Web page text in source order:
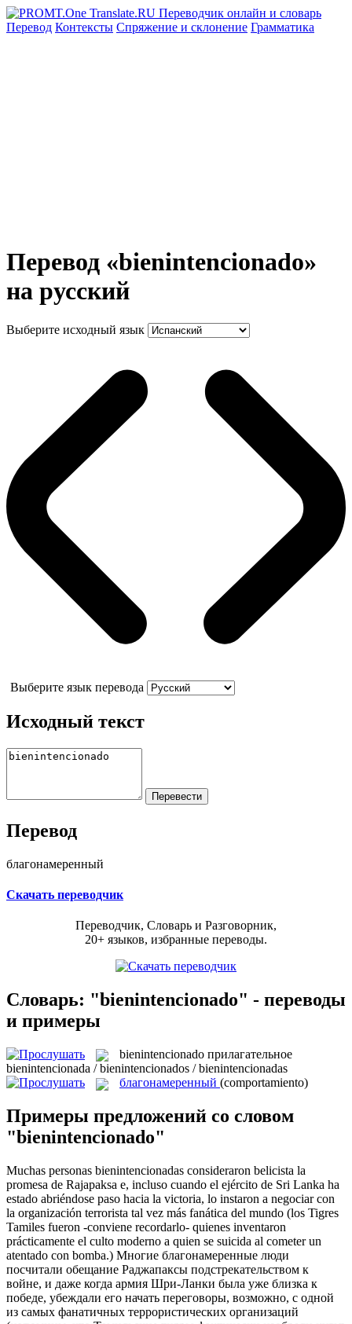
Перевод Контексты Спряжение и склонение Грамматика
Перевод «bienintencionado»
на русский
Выберите исходный язык
Выберите язык перевода
Исходный текст
Перевод
благонамеренный
Скачать переводчик
Переводчик, Словарь и Разговорник,
20+ языков, избранные переводы.
Словарь: "bienintencionado" - переводы
и примеры
bienintencionado прилагательное
bienintencionada / bienintencionados / bienintencionadas
благонамеренный (comportamiento)
Примеры предложений со словом
"bienintencionado"
Muchas personas bienintencionadas consideraron belicista la
promesa de Rajapaksa e, incluso cuando el ejército de Sri Lanka ha
estado abriéndose paso hacia la victoria, lo instaron a negociar con
la organización terrorista tal vez más fanática del mundo (los Tigres
Tamiles fueron -conviene recordarlo- quienes inventaron
prácticamente el culto moderno a quien se suicida al cometer un
atentado con bomba.) Многие благонамеренные люди
посчитали обещание Раджапаксы подстрекательством к
войне, и даже когда армия Шри-Ланки была уже близка к
победе, убеждали его начать переговоры, возможно, с одной
из самых фанатичных террористических организаций